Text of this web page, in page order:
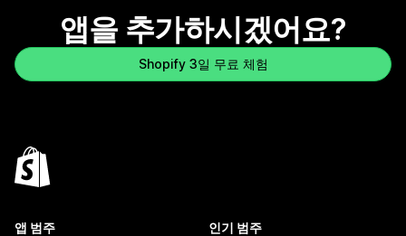
앱을 추가하시겠어요?
Shopify 3일 무료 체험
앱 범주 인기 범주